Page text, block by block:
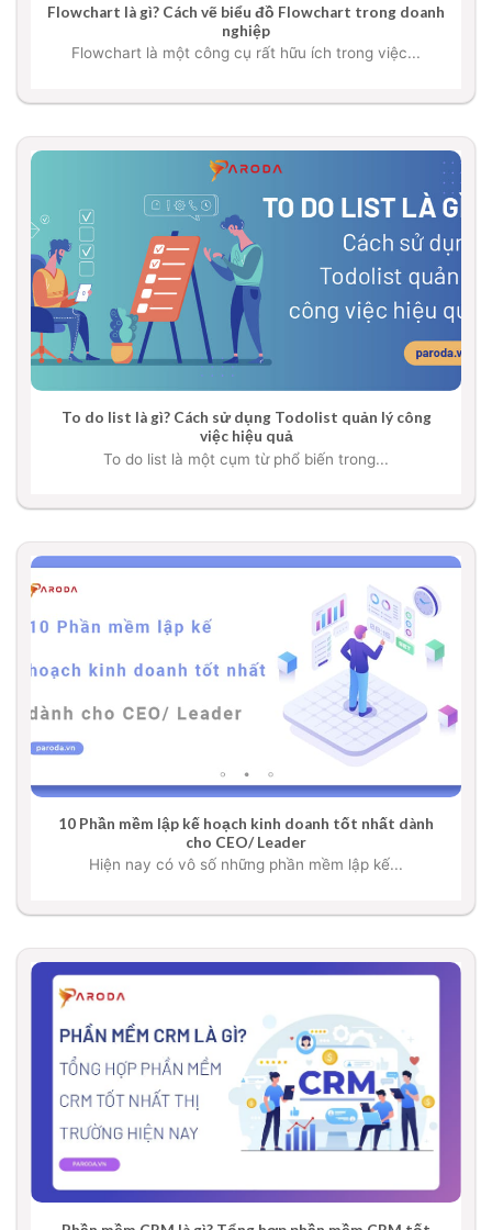
Flowchart là gì? Cách vẽ biểu đồ Flowchart trong doanh
nghiệp
Flowchart là một công cụ rất hữu ích trong việc...
To do list là gì? Cách sử dụng Todolist quản lý công
việc hiệu quả
To do list là một cụm từ phổ biến trong...
10 Phần mềm lập kế hoạch kinh doanh tốt nhất dành
cho CEO/ Leader
Hiện nay có vô số những phần mềm lập kế...